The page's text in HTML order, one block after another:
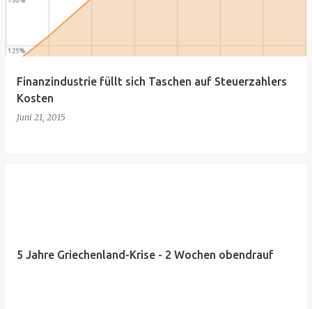
Finanzindustrie füllt sich Taschen auf Steuerzahlers
Kosten
Juni 21, 2015
5 Jahre Griechenland-Krise - 2 Wochen obendrauf